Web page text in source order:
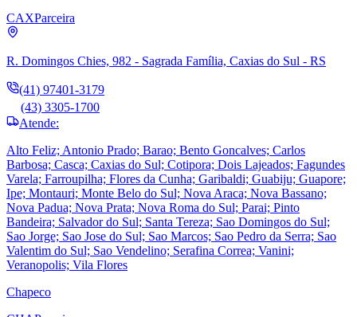
CAXParceira
R. Domingos Chies, 982 - Sagrada Família, Caxias do Sul - RS
(41) 97401-3179
(43) 3305-1700
Atende:
Alto Feliz; Antonio Prado; Barao; Bento Goncalves; Carlos
Barbosa; Casca; Caxias do Sul; Cotipora; Dois Lajeados; Fagundes
Varela; Farroupilha; Flores da Cunha; Garibaldi; Guabiju; Guapore;
Ipe; Montauri; Monte Belo do Sul; Nova Araca; Nova Bassano;
Nova Padua; Nova Prata; Nova Roma do Sul; Parai; Pinto
Bandeira; Salvador do Sul; Santa Tereza; Sao Domingos do Sul;
Sao Jorge; Sao Jose do Sul; Sao Marcos; Sao Pedro da Serra; Sao
Valentim do Sul; Sao Vendelino; Serafina Correa; Vanini;
Veranopolis; Vila Flores
Chapeco